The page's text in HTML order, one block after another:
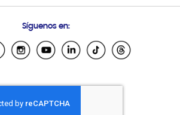
Samsung Ecuador
Samsung El Salvador
Samsung Honduras
Samsung Nicaragua
Síguenos en: